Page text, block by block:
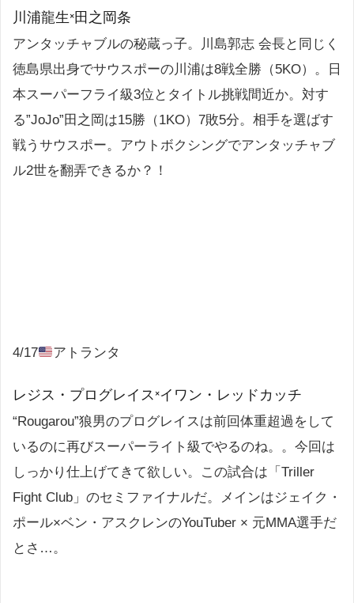
川浦龍生×田之岡条
アンタッチャブルの秘蔵っ子。川島郭志 会長と同じく
徳島県出身でサウスポーの川浦は8戦全勝（5KO）。日
本スーパーフライ級3位とタイトル挑戦間近か。対す
る”JoJo”田之岡は15勝（1KO）7敗5分。相手を選ばす
戦うサウスポー。アウトボクシングでアンタッチャブ
ル2世を翻弄できるか？！
4/17 アトランタ
レジス・プログレイス×イワン・レッドカッチ
“Rougarou”狼男のプログレイスは前回体重超過をして
いるのに再びスーパーライト級でやるのね。。今回は
しっかり仕上げてきて欲しい。この試合は「Triller
Fight Club」のセミファイナルだ。メインはジェイク・
ポール×ベン・アスクレンのYouTuber × 元MMA選手だ
とさ…。